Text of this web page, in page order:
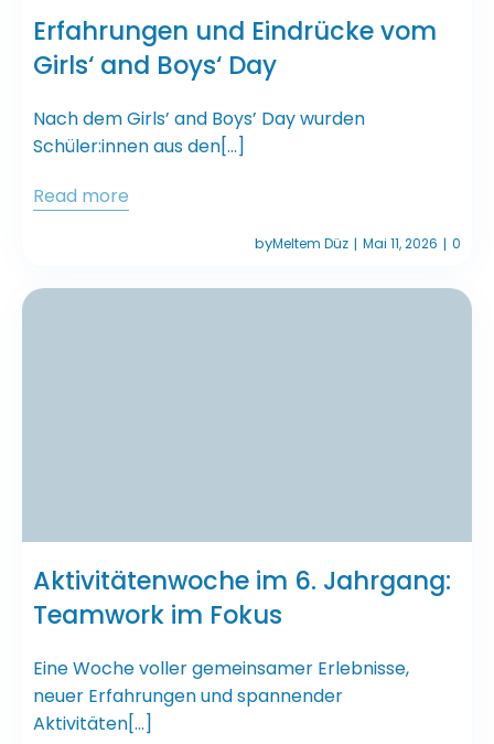
Erfahrungen und Eindrücke vom
Girls‘ and Boys‘ Day
Nach dem Girls’ and Boys’ Day wurden
Schüler:innen aus den[…]
Read more
byMeltem Düz | Mai 11, 2026 | 0
Aktivitätenwoche im 6. Jahrgang:
Teamwork im Fokus
Eine Woche voller gemeinsamer Erlebnisse,
neuer Erfahrungen und spannender
Aktivitäten[…]